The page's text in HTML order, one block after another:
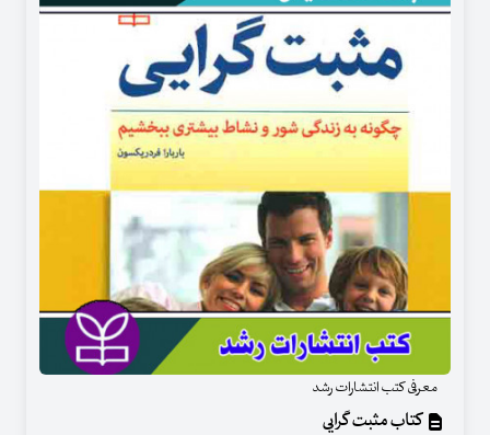
معرفی کتب انتشارات رشد
کتاب مثبت گرایی